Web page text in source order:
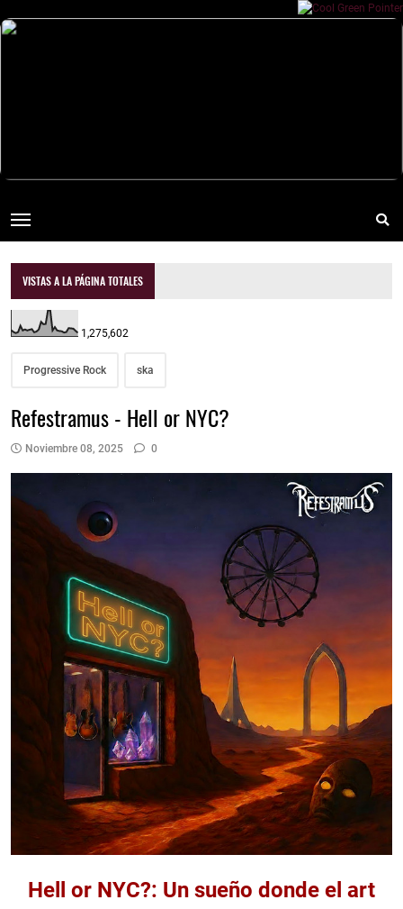
VISTAS A LA PÁGINA TOTALES
1,275,602
Progressive Rock ska
Refestramus - Hell or NYC?
Noviembre 08, 2025 0
Hell or NYC?: Un sueño donde el art